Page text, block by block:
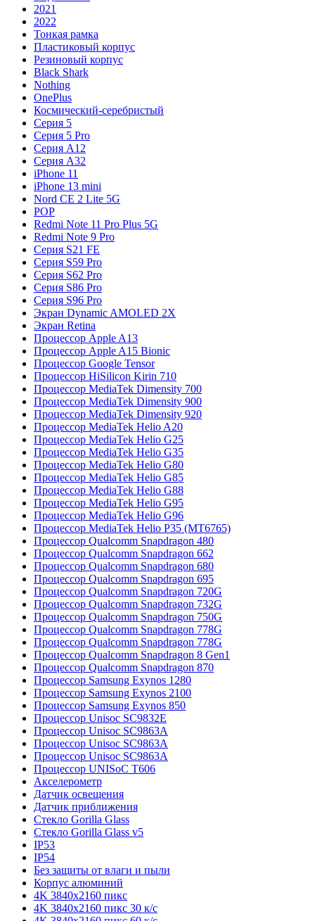
2021
2022
Тонкая рамка
Пластиковый корпус
Резиновый корпус
Black Shark
Nothing
OnePlus
Космический-серебристый
Серия 5
Серия 5 Pro
Серия A12
Серия A32
iPhone 11
iPhone 13 mini
Nord CE 2 Lite 5G
POP
Redmi Note 11 Pro Plus 5G
Redmi Note 9 Pro
Серия S21 FE
Серия S59 Pro
Серия S62 Pro
Серия S86 Pro
Серия S96 Pro
Экран Dynamic AMOLED 2X
Экран Retina
Процессор Apple A13
Процессор Apple A15 Bionic
Процессор Google Tensor
Процессор HiSilicon Kirin 710
Процессор MediaTek Dimensity 700
Процессор MediaTek Dimensity 900
Процессор MediaTek Dimensity 920
Процессор MediaTek Helio A20
Процессор MediaTek Helio G25
Процессор MediaTek Helio G35
Процессор MediaTek Helio G80
Процессор MediaTek Helio G85
Процессор MediaTek Helio G88
Процессор MediaTek Helio G95
Процессор MediaTek Helio G96
Процессор MediaTek Helio P35 (MT6765)
Процессор Qualcomm Snapdragon 480
Процессор Qualcomm Snapdragon 662
Процессор Qualcomm Snapdragon 680
Процессор Qualcomm Snapdragon 695
Процессор Qualcomm Snapdragon 720G
Процессор Qualcomm Snapdragon 732G
Процессор Qualcomm Snapdragon 750G
Процессор Qualcomm Snapdragon 778G
Процессор Qualcomm Snapdragon 778G
Процессор Qualcomm Snapdragon 8 Gen1
Процессор Qualcomm Snapdragon 870
Процессор Samsung Exynos 1280
Процессор Samsung Exynos 2100
Процессор Samsung Exynos 850
Процессор Unisoc SC9832E
Процессор Unisoc SC9863A
Процессор Unisoc SC9863A
Процессор Unisoc SC9863A
Процессор UNISoC T606
Акселерометр
Датчик освещения
Датчик приближения
Стекло Gorilla Glass
Стекло Gorilla Glass v5
IP53
IP54
Без защиты от влаги и пыли
Корпус алюминий
4K 3840x2160 пикс
4K 3840x2160 пикс 30 к/с